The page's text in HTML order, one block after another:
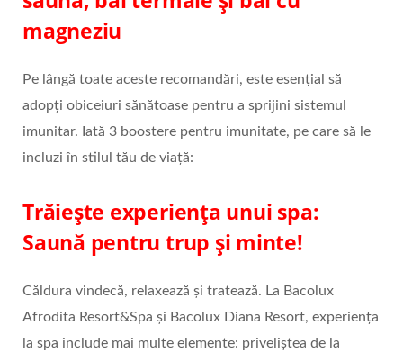
magneziu
Pe lângă toate aceste recomandări, este esențial să
adopți obiceiuri sănătoase pentru a sprijini sistemul
imunitar. Iată 3 boostere pentru imunitate, pe care să le
incluzi în stilul tău de viață:
Trăiește experiența unui spa:
Saună pentru trup și minte!
Căldura vindecă, relaxează și tratează. La Bacolux
Afrodita Resort&Spa și Bacolux Diana Resort, experiența
la spa include mai multe elemente: priveliștea de la